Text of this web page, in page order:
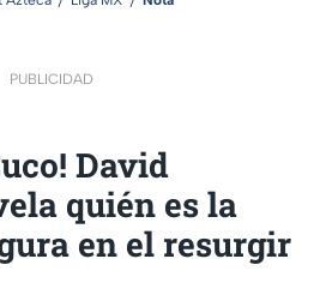
PUBLICIDAD
David
quién es la
en el resurgir